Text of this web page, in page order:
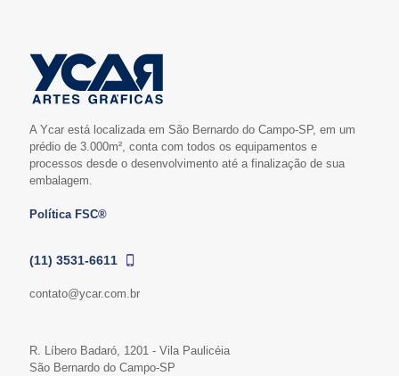
A Ycar está localizada em São Bernardo do Campo-SP, em um
prédio de 3.000m², conta com todos os equipamentos e
processos desde o desenvolvimento até a finalização de sua
embalagem.
Política FSC®
(11) 3531-6611
contato@ycar.com.br
R. Líbero Badaró, 1201 - Vila Paulicéia
São Bernardo do Campo-SP